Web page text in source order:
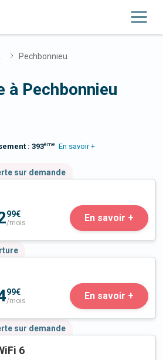
Pechbonnieu
à Pechbonnieu
: 393ème En savoir +
sur demande
99€
/mois En savoir +
99€
/mois En savoir +
sur demande
6